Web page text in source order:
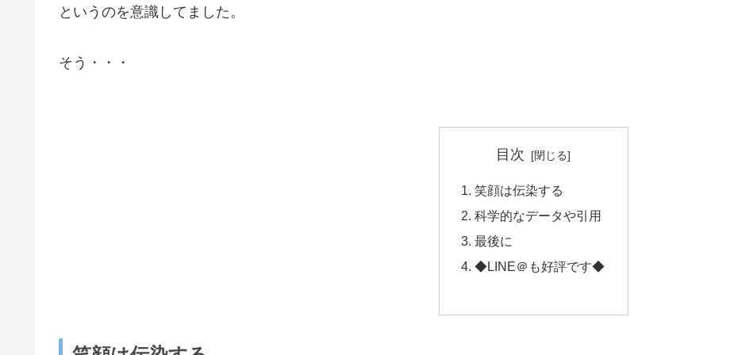
というのを意識してました。
そう・・・
目次
笑顔は伝染する
科学的なデータや引用
最後に
◆LINE＠も好評です◆